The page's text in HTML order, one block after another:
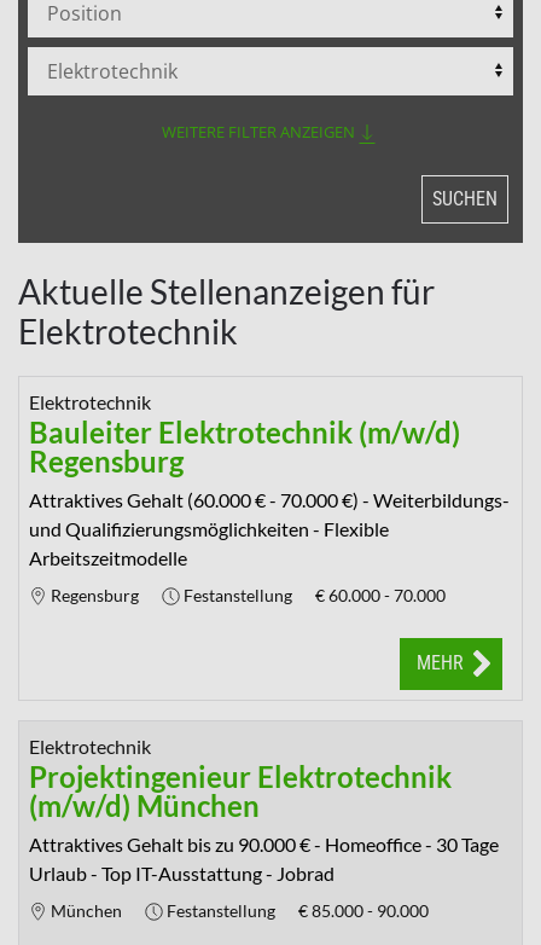
Aktuelle Stellenanzeigen für
Elektrotechnik
Elektrotechnik
Bauleiter Elektrotechnik (m/w/d)
Regensburg
Attraktives Gehalt (60.000 € - 70.000 €) - Weiterbildungs-
und Qualifizierungsmöglichkeiten - Flexible
Arbeitszeitmodelle
Regensburg Festanstellung €60.000 - 70.000
MEHR
Elektrotechnik
Projektingenieur Elektrotechnik
(m/w/d) München
Attraktives Gehalt bis zu 90.000 € - Homeoffice - 30 Tage
Urlaub - Top IT-Ausstattung - Jobrad
München Festanstellung €85.000 - 90.000
WEITERE FILTER ANZEIGEN
SUCHEN